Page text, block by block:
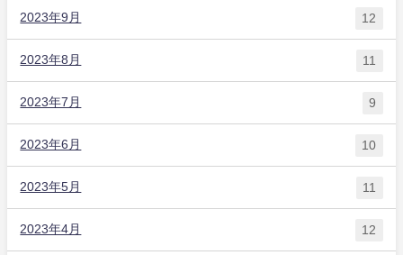
2023年9月 12
2023年8月 11
2023年7月 9
2023年6月 10
2023年5月 11
2023年4月 12